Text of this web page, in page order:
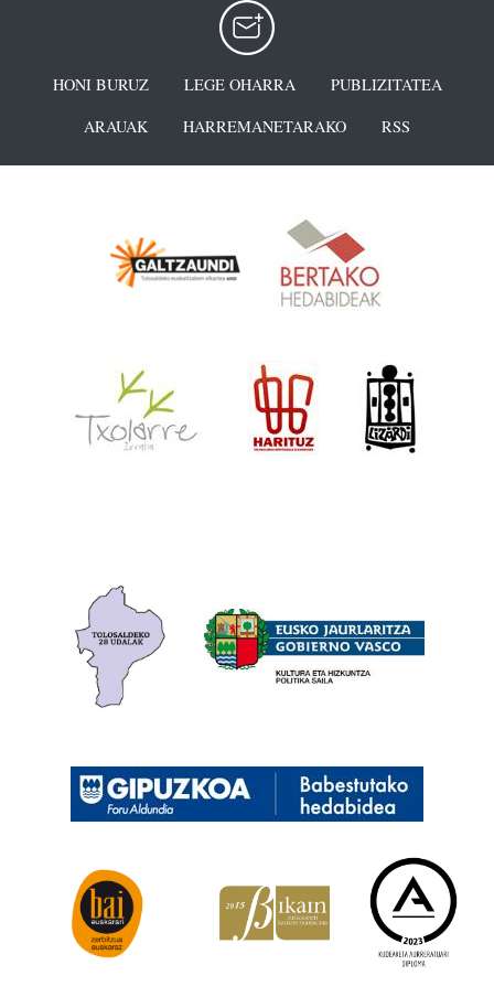
HONI BURUZ LEGE OHARRA
PUBLIZITATEA
ARAUAK
HARREMANETARAKO RSS